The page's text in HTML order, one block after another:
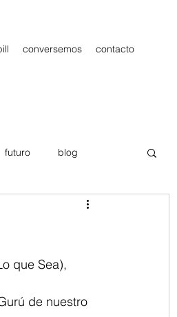
conversemos contacto
futuro blog
Publicidad